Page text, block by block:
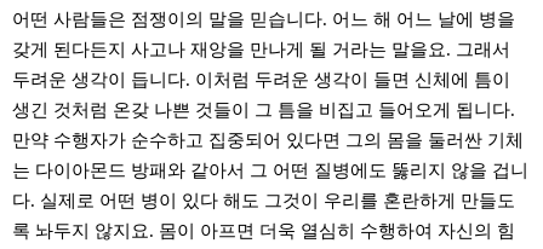
어떤 사람들은 점쟁이의 말을 믿습니다. 어느 해 어느 날에 병을
갖게 된다든지 사고나 재앙을 만나게 될 거라는 말을요. 그래서
두려운 생각이 듭니다. 이처럼 두려운 생각이 들면 신체에 틈이
생긴 것처럼 온갖 나쁜 것들이 그 틈을 비집고 들어오게 됩니다.
만약 수행자가 순수하고 집중되어 있다면 그의 몸을 둘러싼 기체
는 다이아몬드 방패와 같아서 그 어떤 질병에도 뚫리지 않을 겁니
다. 실제로 어떤 병이 있다 해도 그것이 우리를 혼란하게 만들도
록 놔두지 않지요. 몸이 아프면 더욱 열심히 수행하여 자신의 힘